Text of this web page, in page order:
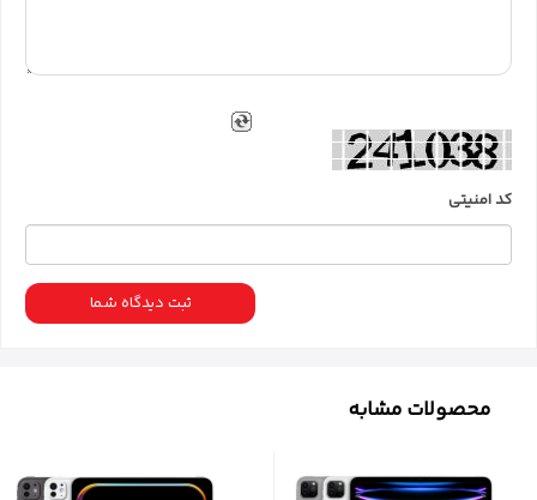
کد امنیتی
ثبت دیدگاه شما
محصولات مشابه